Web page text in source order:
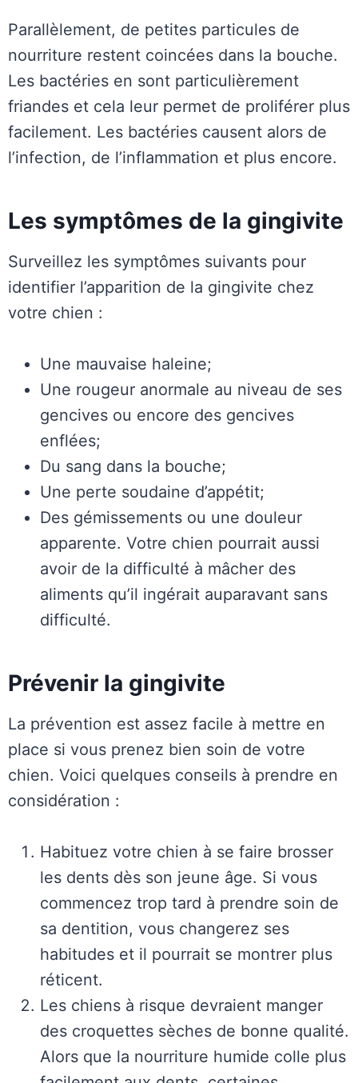
Parallèlement, de petites particules de
nourriture restent coincées dans la bouche.
Les bactéries en sont particulièrement
friandes et cela leur permet de proliférer plus
facilement. Les bactéries causent alors de
l’infection, de l’inflammation et plus encore.
Les symptômes de la gingivite
Surveillez les symptômes suivants pour
identifier l’apparition de la gingivite chez
votre chien :
Une mauvaise haleine;
Une rougeur anormale au niveau de ses
gencives ou encore des gencives
enflées;
Du sang dans la bouche;
Une perte soudaine d’appétit;
Des gémissements ou une douleur
apparente. Votre chien pourrait aussi
avoir de la difficulté à mâcher des
aliments qu’il ingérait auparavant sans
difficulté.
Prévenir la gingivite
La prévention est assez facile à mettre en
place si vous prenez bien soin de votre
chien. Voici quelques conseils à prendre en
considération :
Habituez votre chien à se faire brosser
les dents dès son jeune âge. Si vous
commencez trop tard à prendre soin de
sa dentition, vous changerez ses
habitudes et il pourrait se montrer plus
réticent.
Les chiens à risque devraient manger
des croquettes sèches de bonne qualité.
Alors que la nourriture humide colle plus